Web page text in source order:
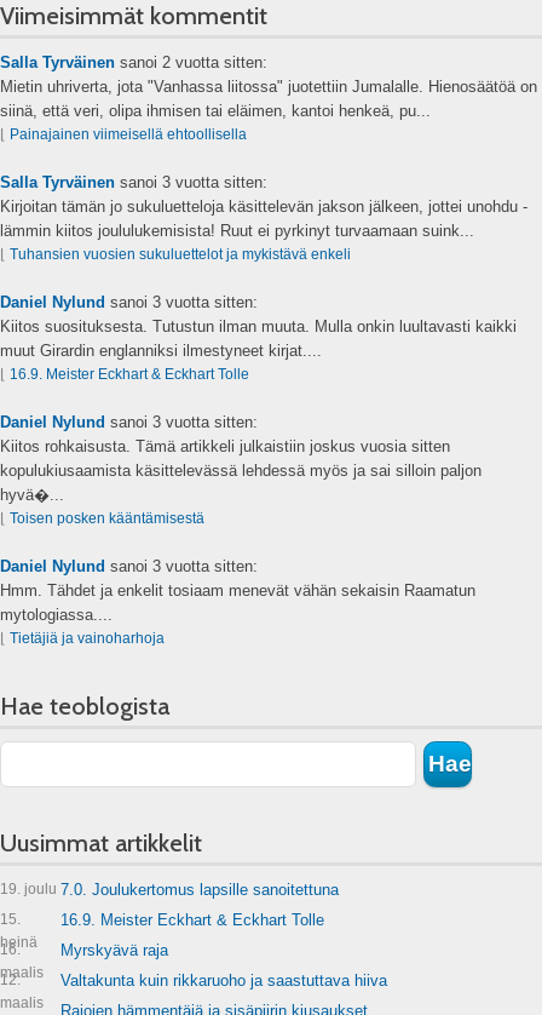
Viimeisimmät kommentit
Salla Tyrväinen sanoi 2 vuotta sitten:
Mietin uhriverta, jota "Vanhassa liitossa" juotettiin Jumalalle. Hienosäätöä on
siinä, että veri, olipa ihmisen tai eläimen, kantoi henkeä, pu...
Painajainen viimeisellä ehtoollisella
Salla Tyrväinen sanoi 3 vuotta sitten:
Kirjoitan tämän jo sukuluetteloja käsittelevän jakson jälkeen, jottei unohdu -
lämmin kiitos joululukemisista! Ruut ei pyrkinyt turvaamaan suink...
Tuhansien vuosien sukuluettelot ja mykistävä enkeli
Daniel Nylund sanoi 3 vuotta sitten:
Kiitos suosituksesta. Tutustun ilman muuta. Mulla onkin luultavasti kaikki
muut Girardin englanniksi ilmestyneet kirjat....
16.9. Meister Eckhart & Eckhart Tolle
Daniel Nylund sanoi 3 vuotta sitten:
Kiitos rohkaisusta. Tämä artikkeli julkaistiin joskus vuosia sitten
kopulukiusaamista käsittelevässä lehdessä myös ja sai silloin paljon
hyvä�...
Toisen posken kääntämisestä
Daniel Nylund sanoi 3 vuotta sitten:
Hmm. Tähdet ja enkelit tosiaam menevät vähän sekaisin Raamatun
mytologiassa....
Tietäjiä ja vainoharhoja
Hae teoblogista
Uusimmat artikkelit
19. joulu 7.0. Joulukertomus lapsille sanoitettuna
15.
heinä
16.9. Meister Eckhart & Eckhart Tolle
16.
maalis
Myrskyävä raja
12.
maalis
Valtakunta kuin rikkaruoho ja saastuttava hiiva
Rajojen hämmentäjä ja sisäpiirin kiusaukset.